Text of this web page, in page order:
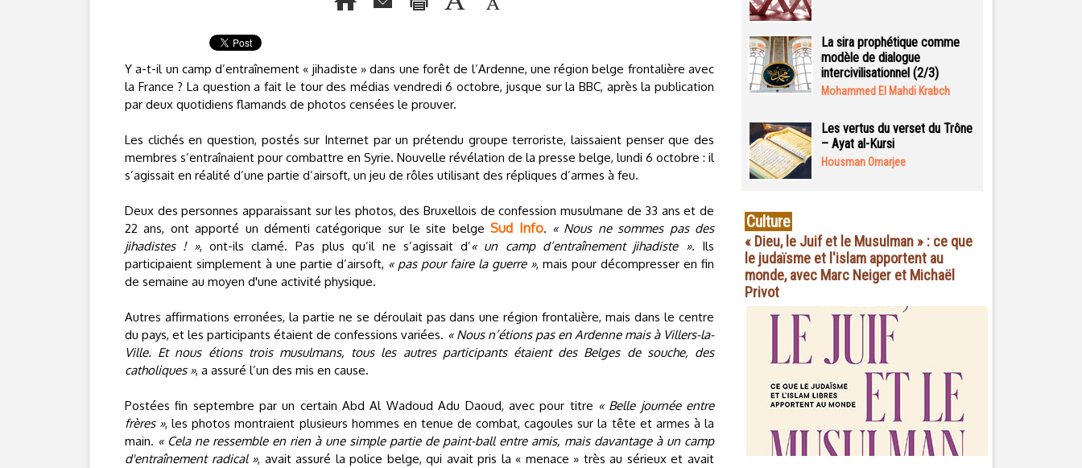
Y a-t-il un camp d’entraînement « jihadiste » dans une forêt de l’Ardenne, une région belge frontalière avec
la France ? La question a fait le tour des médias vendredi 6 octobre, jusque sur la BBC, après la publication
par deux quotidiens flamands de photos censées le prouver.
Les clichés en question, postés sur Internet par un prétendu groupe terroriste, laissaient penser que des
membres s’entraînaient pour combattre en Syrie. Nouvelle révélation de la presse belge, lundi 6 octobre : il
s’agissait en réalité d’une partie d’airsoft, un jeu de rôles utilisant des répliques d’armes à feu.
Deux des personnes apparaissant sur les photos, des Bruxellois de confession musulmane de 33 ans et de
22 ans, ont apporté un démenti catégorique sur le site belgeSud Info. « Nous ne sommes pas des
jihadistes ! », ont-ils clamé. Pas plus qu’il ne s’agissait d’« un camp d’entraînement jihadiste ». Ils
participaient simplement à une partie d’airsoft, « pas pour faire la guerre », mais pour décompresser en fin
de semaine au moyen d'une activité physique.
Autres affirmations erronées, la partie ne se déroulait pas dans une région frontalière, mais dans le centre
du pays, et les participants étaient de confessions variées. « Nous n’étions pas en Ardenne mais à Villers-la-
Ville. Et nous étions trois musulmans, tous les autres participants étaient des Belges de souche, des
catholiques », a assuré l’un des mis en cause.
Postées fin septembre par un certain Abd Al Wadoud Adu Daoud, avec pour titre « Belle journée entre
frères », les photos montraient plusieurs hommes en tenue de combat, cagoules sur la tête et armes à la
main. « Cela ne ressemble en rien à une simple partie de paint-ball entre amis, mais davantage à un camp
d'entraînement radical », avait assuré la police belge, qui avait pris la « menace » très au sérieux et avait
La sira prophétique comme
modèle de dialogue
intercivilisationnel (2/3)
Mohammed El Mahdi Krabch
Les vertus du verset du Trône
– Ayat al-Kursi
Housman Omarjee
Culture
« Dieu, le Juif et le Musulman » : ce que
le judaïsme et l'islam apportent au
monde, avec Marc Neiger et Michaël
Privot